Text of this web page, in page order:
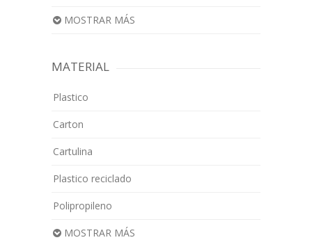
MOSTRAR MÁS
MATERIAL
Plastico
Carton
Cartulina
Plastico reciclado
Polipropileno
MOSTRAR MÁS